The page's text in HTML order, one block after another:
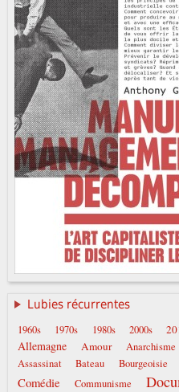
Lubies récurrentes
1960s 1970s 1980s 2000s
Allemagne Amour Anarchisme
Assassinat
Bateau Bourgeoisie
Comédie Communisme